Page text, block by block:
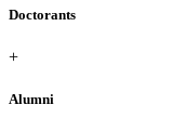
Doctorants
+
Alumni